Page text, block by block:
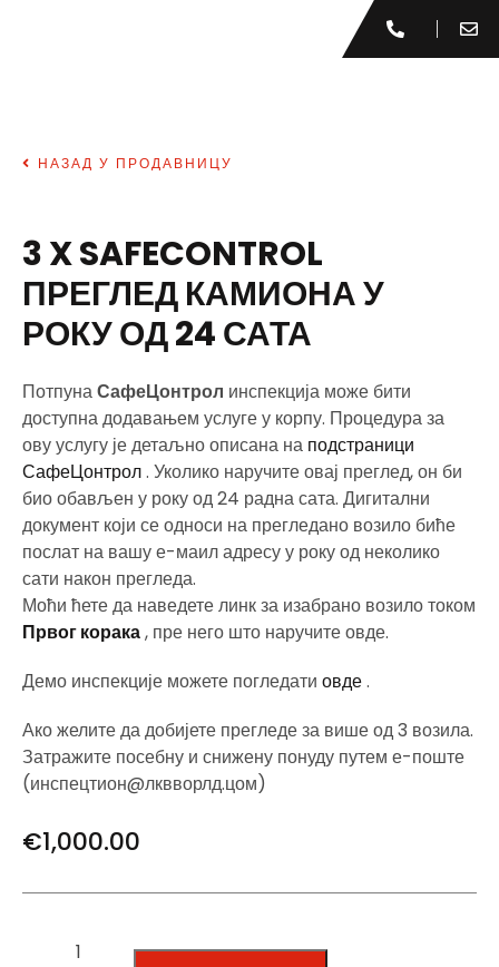
НАЗАД У ПРОДАВНИЦУ
3 X SAFECONTROL
ПРЕГЛЕД КАМИОНА У
РОКУ ОД 24 САТА
ПотпунаСафеЦонтрол инспекција може бити
доступна додавањем услуге у корпу. Процедура за
ову услугу је детаљно описана на подстраници
СафеЦонтрол. Уколико наручите овај преглед, он би
био обављен у року од 24 радна сата. Дигитални
документ који се односи на прегледано возило биће
послат на вашу е-маил адресу у року од неколико
сати након прегледа.
Моћи ћете да наведете линк за изабрано возило током
Првог корака, пре него што наручите овде.
Демо инспекције можете погледати овде.
Ако желите да добијете прегледе за више од 3 возила.
Затражите посебну и снижену понуду путем е-поште
(инспецтион@лквворлд.цом)
€1,000.00